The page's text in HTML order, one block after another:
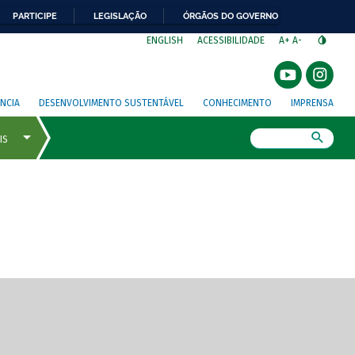
PARTICIPE LEGISLAÇÃO ÓRGÃOS DO GOVERNO
ENGLISH ACESSIBILIDADE A+ A-
DESENVOLVIMENTO SUSTENTÁVEL CONHECIMENTO IMPRENSA
de tela